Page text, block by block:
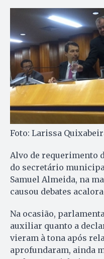
Foto: Larissa
Alvo de requerimento
do secretário
Samuel Almeida, na
causou debates
Na ocasião,
auxiliar quanto a
vieram à tona após
aprofundaram, ainda